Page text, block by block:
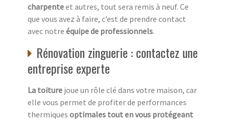
charpenteet autres, tout sera remis à neuf. Ce
que vous avez à faire, c’est de prendre contact
avec notre équipe de professionnels.
Rénovation zinguerie : contactez une
entreprise experte
La toiture joue un rôle clé dans votre maison, car
elle vous permet de profiter de performances
thermiques optimales tout en vous protégeant